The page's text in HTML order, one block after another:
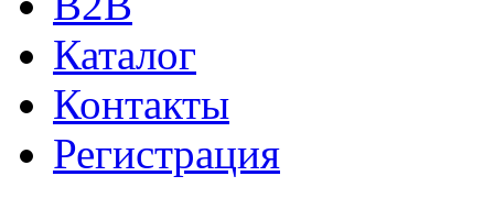
Каталог
Контакты
Регистрация